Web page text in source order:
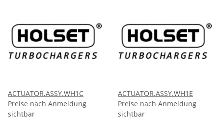
ACTUATOR.ASSY.WH1C
Preise nach Anmeldung
sichtbar
ACTUATOR.ASSY.WH1E
Preise nach Anmeldung
sichtbar